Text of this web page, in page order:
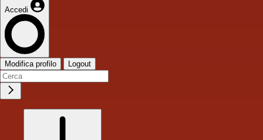
Accedi
Modifica profilo Logout